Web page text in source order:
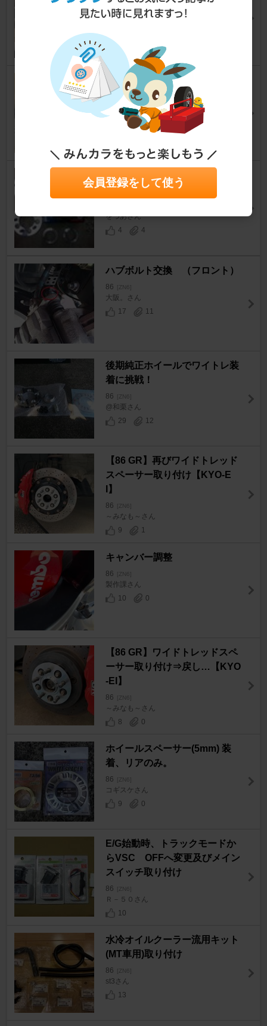
86 [ZN6]
ワイドトレッドスペーサー前輪
86 [ZN6]
VAN44さん
12
3
20mmワイドトレッドスペーサ
ー装着
をつあさん
4
4
ハブボルト交換 （フロント）
86 [ZN6]
大阪。さん
17
11
後期純正ホイールでワイトレ装
着に挑戦！
86 [ZN6]
@和栗さん
29
12
【86 GR】再びワイドトレッド
スペーサー取り付け【KYO-E
I】
86 [ZN6]
～みなも～さん
9
1
キャンバー調整
86 [ZN6]
製作課さん
10
0
【86 GR】ワイドトレッドスペ
ーサー取り付け⇒戻し…【KYO
-EI】
86 [ZN6]
～みなも～さん
8
0
ホイールスペーサー(5mm) 装
着、リアのみ。
86 [ZN6]
コギスケさん
9
0
E/G始動時、トラックモードか
らVSC OFFへ変更及びメイン
スイッチ取り付け
86 [ZN6]
Ｒ－５０さん
10
水冷オイルクーラー流用キット
(MT車用)取り付け
86 [ZN6]
st3さん
13
会員登録をして使う